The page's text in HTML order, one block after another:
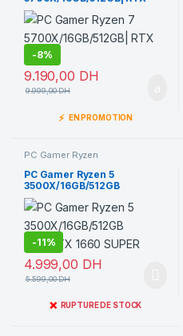
3070
-8%
9.190,00 DH
9.999,00DH
⚡ EN PROMOTION
PC Gamer Ryzen
PC Gamer Ryzen 5
3500X/16GB/512GB
SSD/GTX 1660 SUPER
-11%
4.999,00 DH
5.599,00DH
❌ RUPTURE DE STOCK